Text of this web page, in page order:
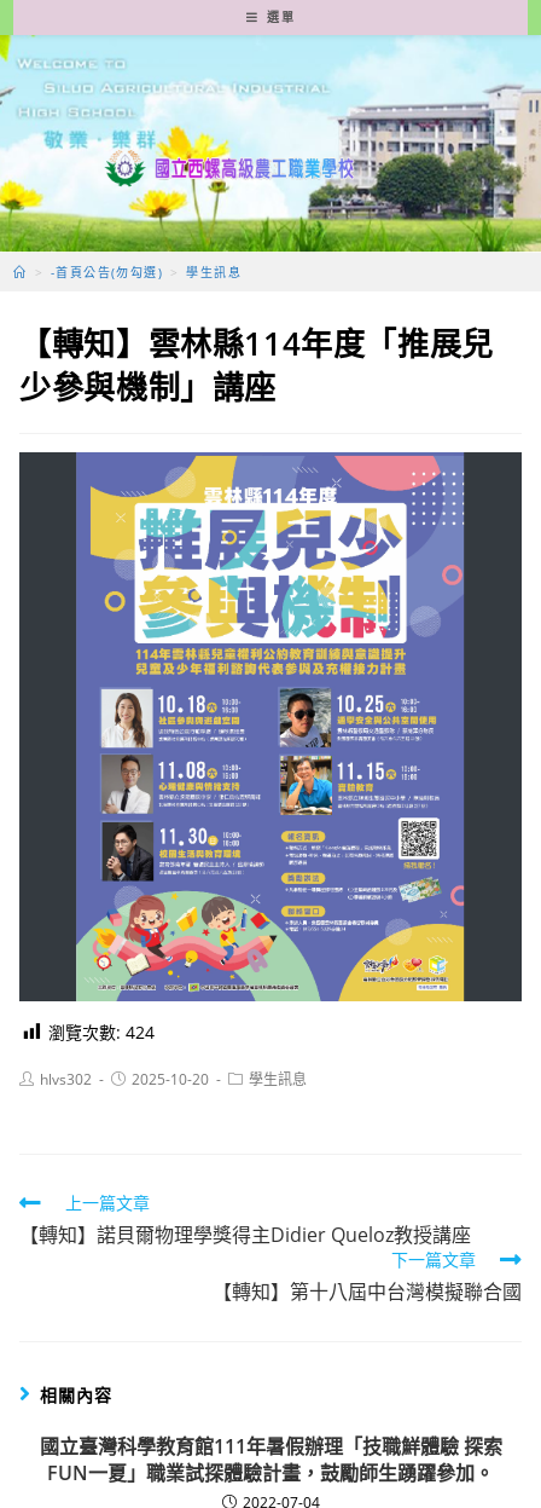
轉
至
要
容
選單
> -首頁公告(勿勾選) > 學生訊息
【轉知】雲林縣114年度「推展兒
少參與機制」講座
瀏覽次數: 424
Posthlvs302
Post2025-10-20
Post學生訊息
Read
more
上一篇文章
【轉知】諾貝爾物理學獎得主Didier Queloz教授講座
下一篇文章
【轉知】第十八屆中台灣模擬聯合國
相關內容
國立臺灣科學教育館111年暑假辦理「技職鮮體驗 探索
FUN一夏」職業試探體驗計畫，鼓勵師生踴躍參加。
2022-07-04